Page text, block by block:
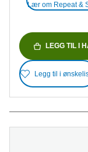
Lær om Repeat &
LEGG TIL I
Legg til i